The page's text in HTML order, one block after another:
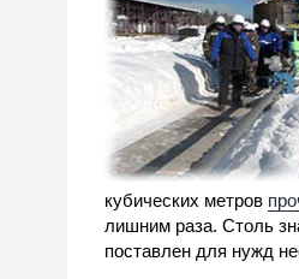
кубических метров
лишним раза. Столь
поставлен для нужд